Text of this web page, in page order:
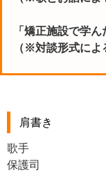
「矯正施設で学
（※対談形式によ
肩書き
歌手
保護司